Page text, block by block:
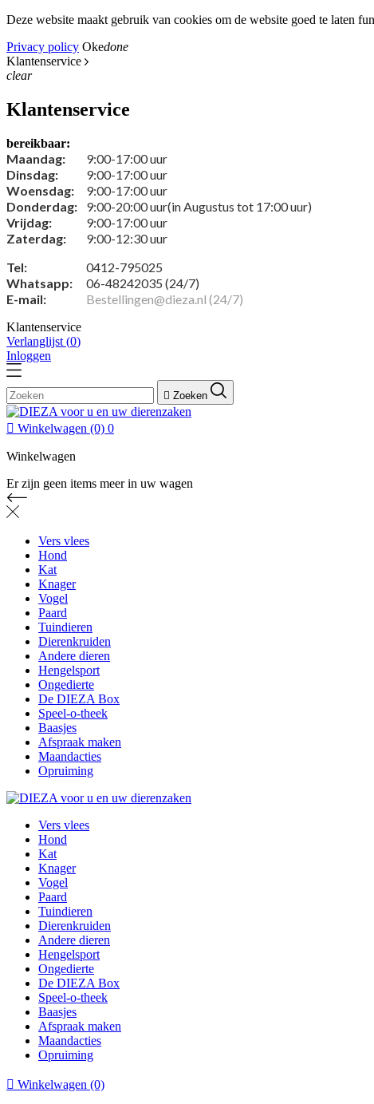
Deze website maakt gebruik van cookies om de website goed te laten
Privacy policy Okedone
Klantenservice
clear
Klantenservice
bereikbaar:
Maandag:
9:00-17:00 uur
Dinsdag:
9:00-17:00 uur
Woensdag:
9:00-17:00 uur
Donderdag:
9:00-20:00 uur(in Augustus tot 17:00 uur)
Vrijdag:
9:00-17:00 uur
Zaterdag:
9:00-12:30 uur
Tel:
0412-795025
Whatsapp:
06-48242035 (24/7)
E-mail:
Bestellingen@dieza.nl (24/7)
Klantenservice
Verlanglijst (0)
Inloggen
 Zoeken
 Winkelwagen (0) 0
Winkelwagen
Er zijn geen items meer in uw wagen
Vers vlees
Hond
Kat
Knager
Vogel
Paard
Tuindieren
Dierenkruiden
Andere dieren
Hengelsport
Ongedierte
De DIEZA Box
Speel-o-theek
Baasjes
Afspraak maken
Maandacties
Opruiming
Vers vlees
Hond
Kat
Knager
Vogel
Paard
Tuindieren
Dierenkruiden
Andere dieren
Hengelsport
Ongedierte
De DIEZA Box
Speel-o-theek
Baasjes
Afspraak maken
Maandacties
Opruiming
 Winkelwagen (0)